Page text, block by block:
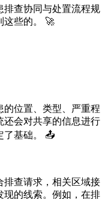
排查协同与处置流程规
这些的。 🚀
位置、类型、严重程
还会对共享的信息进行
了基础。 📤
排查请求，相关区域接
现的线索。例如，在排